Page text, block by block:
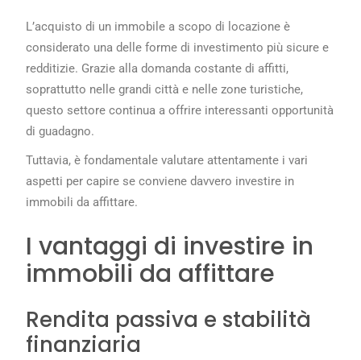
L’acquisto di un immobile a scopo di locazione è
considerato una delle forme di investimento più sicure e
redditizie. Grazie alla domanda costante di affitti,
soprattutto nelle grandi città e nelle zone turistiche,
questo settore continua a offrire interessanti opportunità
di guadagno.
Tuttavia, è fondamentale valutare attentamente i vari
aspetti per capire se conviene davvero investire in
immobili da affittare.
I vantaggi di investire in
immobili da affittare
Rendita passiva e stabilità
finanziaria